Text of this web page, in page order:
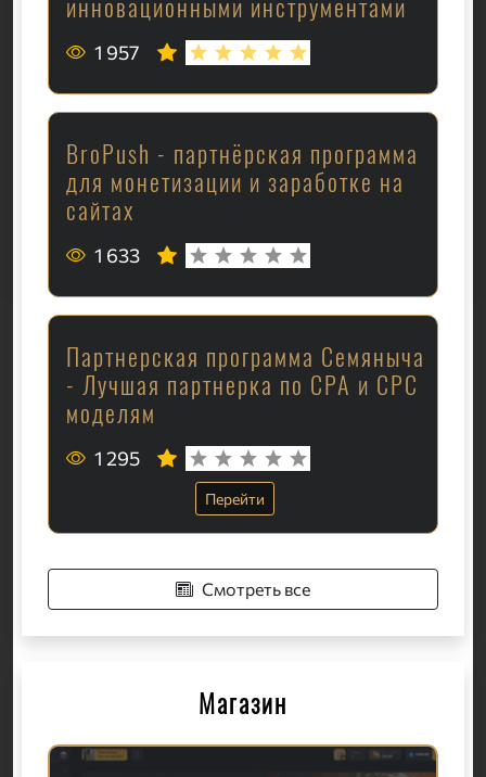
1 957
BroPush - партнёрская программа
для монетизации и заработке на
сайтах
1 633
Партнерская программа Семяныча
- Лучшая партнерка по CPA и CPC
моделям
1 295
Перейти
Смотреть все
Магазин